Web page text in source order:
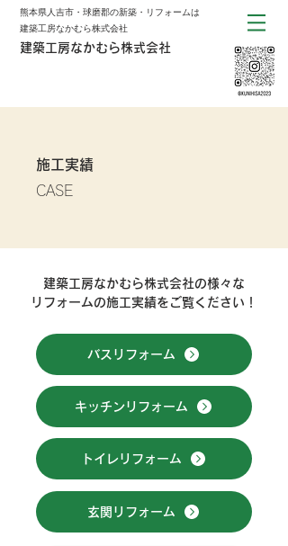
熊本県人吉市・球磨郡の新築・リフォームは
建築工房なかむら株式会社
建築工房なかむら株式会社
施工実績
CASE
建築工房なかむら株式会社の様々な
リフォームの施工実績をご覧ください！
バスリフォーム
キッチンリフォーム
トイレリフォーム
玄関リフォーム